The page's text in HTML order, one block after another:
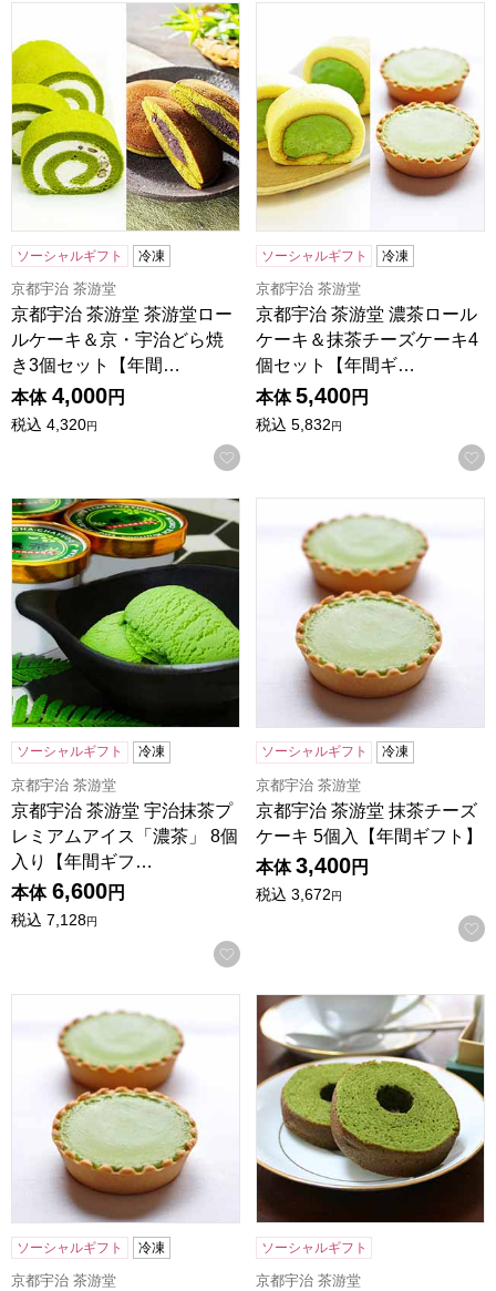
京都宇治 茶游堂 茶游堂ロールケーキ＆京・宇治どら焼き3
ソーシャルギフト 冷凍
京都宇治 茶游堂
京都宇治 茶游堂 茶游堂ロー
ルケーキ＆京・宇治どら焼
き3個セット【年間…
本体 4,000円
税込 4,320円
お気に入りに登録する
ソーシャルギフト 冷凍
京都宇治 茶游堂
京都宇治 茶游堂 濃茶ロール
ケーキ＆抹茶チーズケーキ4
個セット【年間ギ…
本体 5,400円
税込 5,832円
京都宇治 茶游堂 宇治抹茶プレミアムアイス「濃茶」 8個入
ソーシャルギフト 冷凍
京都宇治 茶游堂
京都宇治 茶游堂 宇治抹茶プ
レミアムアイス「濃茶」 8個
入り【年間ギフ…
本体 6,600円
税込 7,128円
お気に入りに登録する
京都宇治 茶游堂 抹茶チーズ
ソーシャルギフト 冷凍
京都宇治 茶游堂
京都宇治 茶游堂 抹茶チーズ
ケーキ 5個入【年間ギフト】
本体 3,400円
税込 3,672円
京都宇治 茶游堂 抹茶チーズケーキ 10個入【年間ギフト】
ソーシャルギフト 冷凍
京都宇治 茶游堂
京都宇治 茶游堂 抹茶バーム
ソーシャルギフト
京都宇治 茶游堂